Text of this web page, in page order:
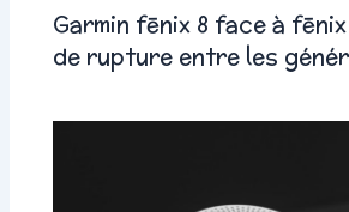
Garmin fēnix 8 face à
de rupture entre les